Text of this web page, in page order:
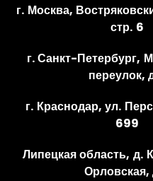
г. Москва,
стр. 6
г. Санкт-Петербург,
переулок,
г. Краснодар, ул.
699
Липецкая область, д.
Орловская,